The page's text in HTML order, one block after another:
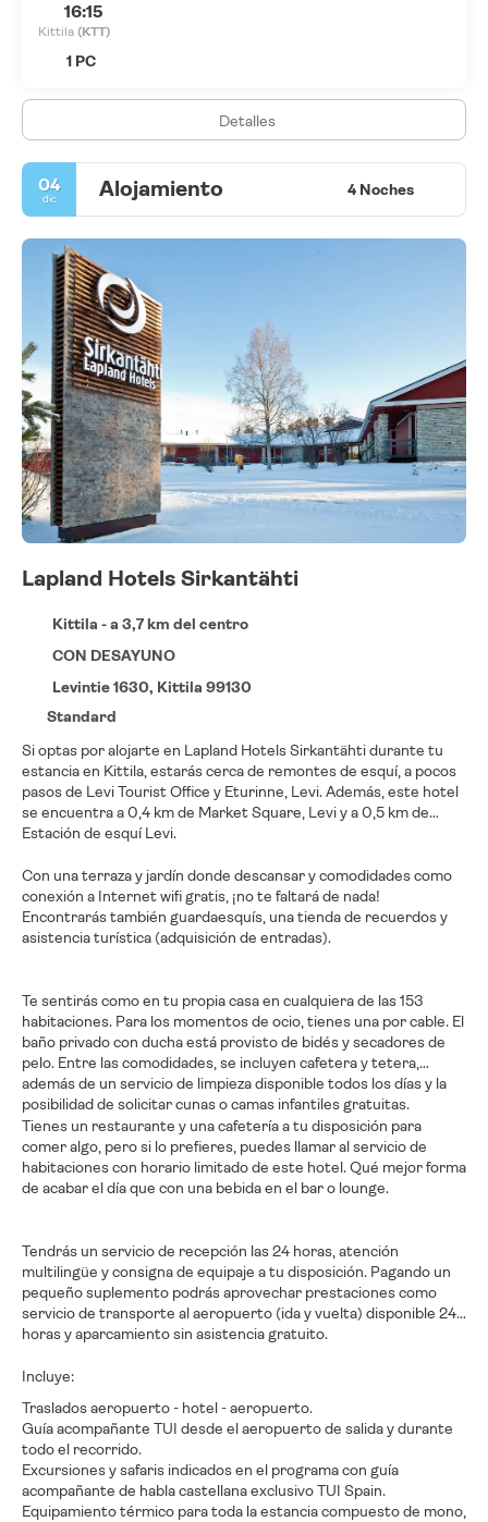
16:15
Kittila (KTT)
1 PC
Detalles
04
dic Alojamiento 4 Noches
Lapland Hotels Sirkantähti
Kittila - a 3,7 km del centro
CON DESAYUNO
Levintie 1630, Kittila 99130
Standard
Si optas por alojarte en Lapland Hotels Sirkantähti durante tu
estancia en Kittila, estarás cerca de remontes de esquí, a pocos
pasos de Levi Tourist Office y Eturinne, Levi. Además, este hotel
se encuentra a 0,4 km de Market Square, Levi y a 0,5 km de
Estación de esquí Levi.
Con una terraza y jardín donde descansar y comodidades como
conexión a Internet wifi gratis, ¡no te faltará de nada!
Encontrarás también guardaesquís, una tienda de recuerdos y
asistencia turística (adquisición de entradas).
Te sentirás como en tu propia casa en cualquiera de las 153
habitaciones. Para los momentos de ocio, tienes una por cable. El
baño privado con ducha está provisto de bidés y secadores de
pelo. Entre las comodidades, se incluyen cafetera y tetera,
además de un servicio de limpieza disponible todos los días y la
posibilidad de solicitar cunas o camas infantiles gratuitas.
Tienes un restaurante y una cafetería a tu disposición para
comer algo, pero si lo prefieres, puedes llamar al servicio de
habitaciones con horario limitado de este hotel. Qué mejor forma
de acabar el día que con una bebida en el bar o lounge.
Tendrás un servicio de recepción las 24 horas, atención
multilingüe y consigna de equipaje a tu disposición. Pagando un
pequeño suplemento podrás aprovechar prestaciones como
servicio de transporte al aeropuerto (ida y vuelta) disponible 24
horas y aparcamiento sin asistencia gratuito.
Incluye:
Traslados aeropuerto - hotel - aeropuerto.
Guía acompañante TUI desde el aeropuerto de salida y durante
todo el recorrido.
Excursiones y safaris indicados en el programa con guía
acompañante de habla castellana exclusivo TUI Spain.
Equipamiento térmico para toda la estancia compuesto de mono,